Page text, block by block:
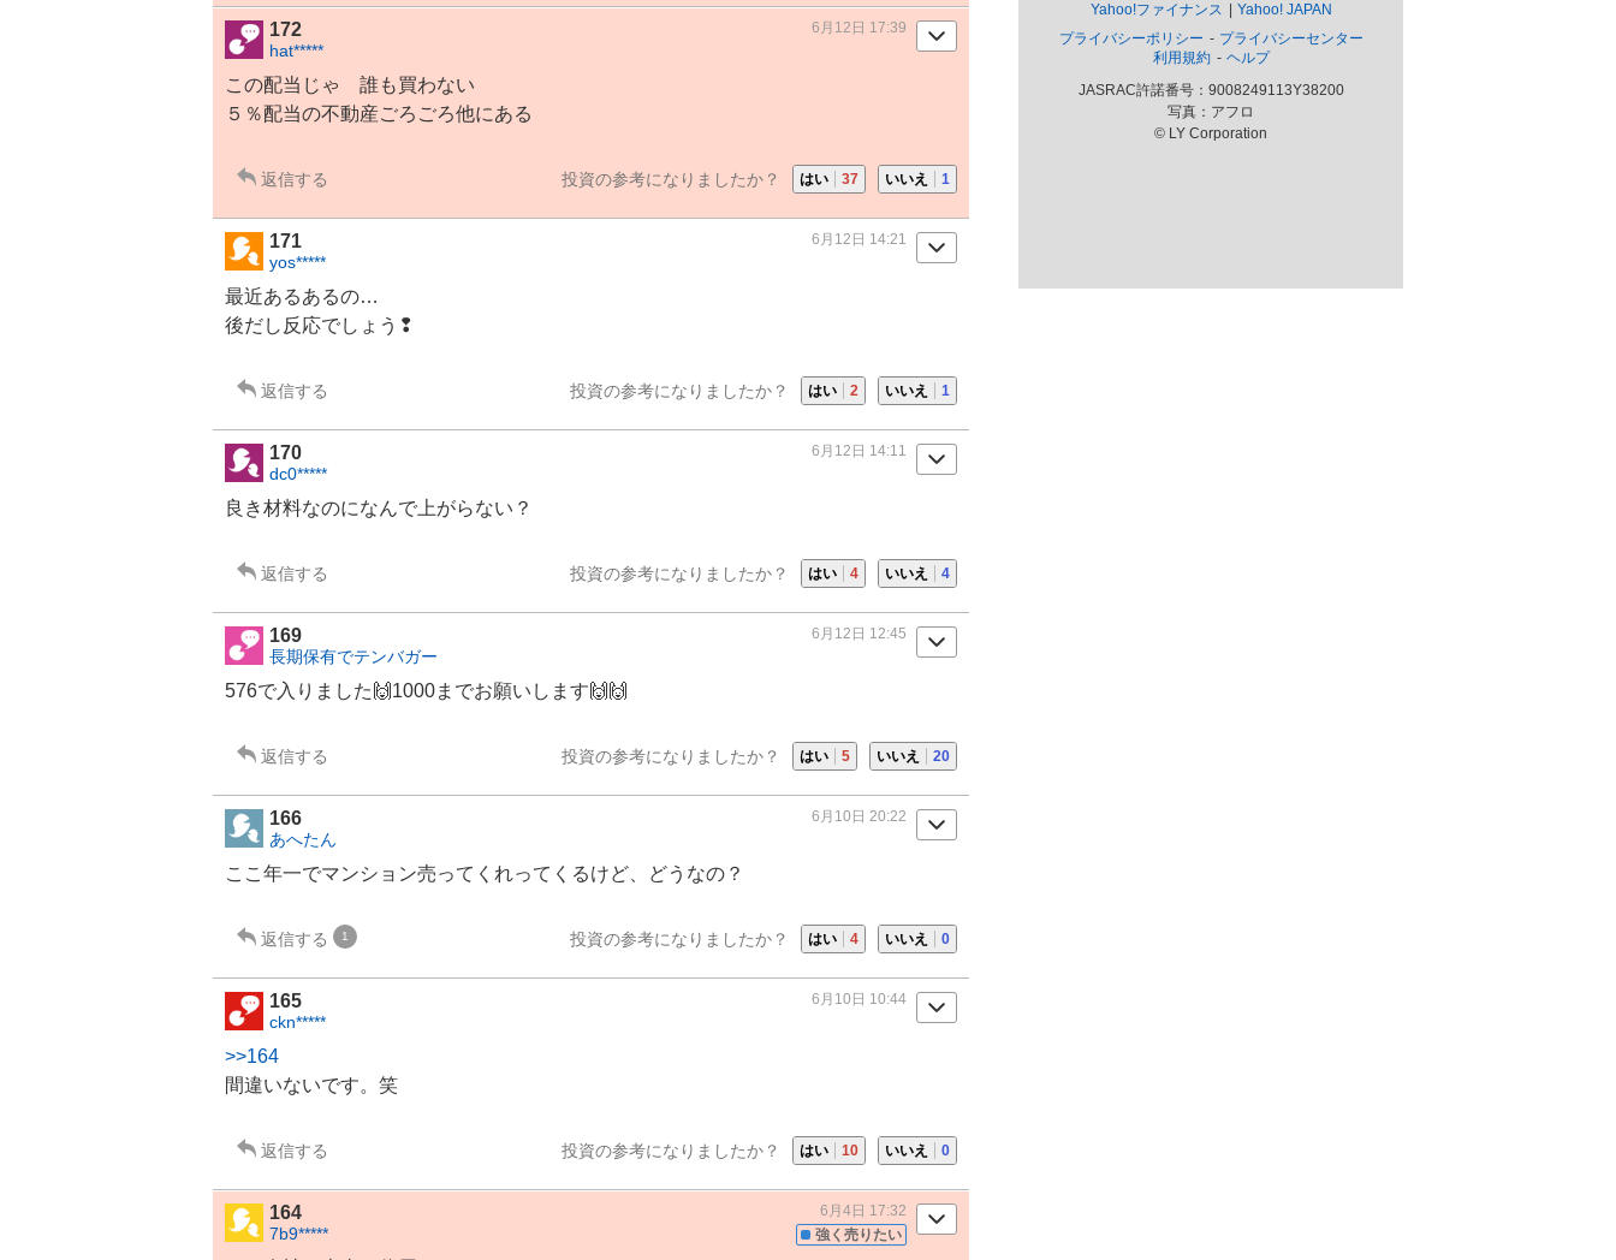
172
hat*****
6月12日 17:39
この配当じゃ 誰も買わない
５％配当の不動産ごろごろ他にある
返信する 投資の参考になりましたか？ はい 37 いいえ 1
171
yos*****
6月12日 14:21
最近あるあるの…
後だし反応でしょう❢
返信する 投資の参考になりましたか？ はい 2 いいえ 1
170
dc0*****
6月12日 14:11
良き材料なのになんで上がらない？
返信する 投資の参考になりましたか？ はい 4 いいえ 4
169
長期保有でテンバガー
6月12日 12:45
576で入りました🙌1000までお願いします🙌🙌
返信する 投資の参考になりましたか？ はい 5 いいえ 20
166
あへたん
6月10日 20:22
ここ年一でマンション売ってくれってくるけど、どうなの？
返信する 1 投資の参考になりましたか？ はい 4 いいえ 0
165
ckn*****
6月10日 10:44
>>164
間違いないです。笑
返信する 投資の参考になりましたか？ はい 10 いいえ 0
164
7b9***** 強く売りたい
6月4日 17:32
Yahoo!ファイナンス
Yahoo! JAPAN
プライバシーポリシー
プライバシーセンター
利用規約
ヘルプ
JASRAC許諾番号：9008249113Y38200
写真：アフロ
© LY Corporation